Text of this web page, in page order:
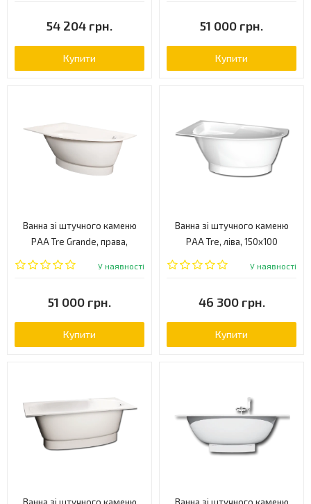
54 204 грн.
Купити
51 000 грн.
Купити
Ванна зі штучного каменю
PAA Tre Grande, права,
170x100 (VATREGR/L/00)
У наявності
51 000 грн.
Купити
Ванна зі штучного каменю
PAA Tre, ліва, 150x100
(VATRE/K/00)
У наявності
46 300 грн.
Купити